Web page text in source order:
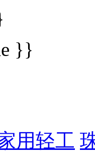
}}
用轻工